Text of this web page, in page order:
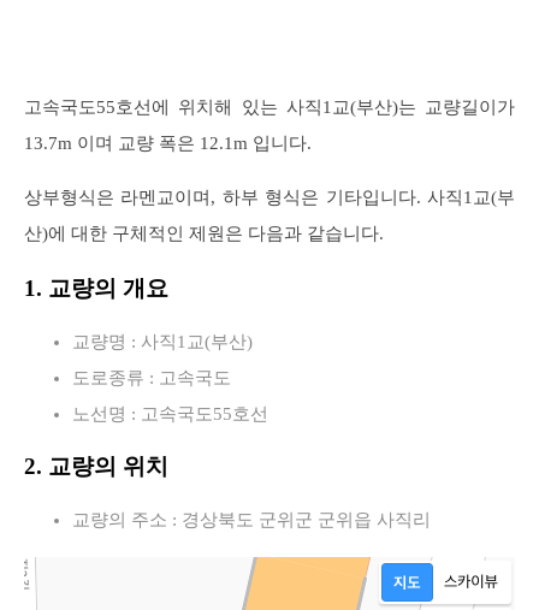
고속국도55호선에 위치해 있는 사직1교(부산)는 교량길이가
13.7m 이며 교량 폭은 12.1m 입니다.
상부형식은 라멘교이며, 하부 형식은 기타입니다. 사직1교(부
산)에 대한 구체적인 제원은 다음과 같습니다.
1. 교량의 개요
교량명 : 사직1교(부산)
도로종류 : 고속국도
노선명 : 고속국도55호선
2. 교량의 위치
교량의 주소 : 경상북도 군위군 군위읍 사직리